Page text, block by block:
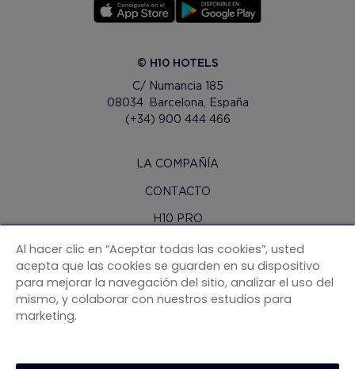
© H10 HOTELS
C/ Numancia 185
08034. Barcelona, España
(+34) 900 444 466
LA COMPAÑÍA
CONTACTO
H10 PRO
SALA DE PRENSA
MAPA WEB
CONDICIONES CONTRATACIÓN
Al hacer clic en “Aceptar todas las cookies”, usted
acepta que las cookies se guarden en su dispositivo
para mejorar la navegación del sitio, analizar el uso del
mismo, y colaborar con nuestros estudios para
marketing.